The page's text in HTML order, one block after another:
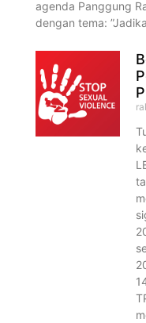
agenda Panggung
dengan tema: